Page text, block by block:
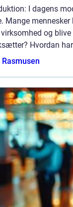
I dagens
Mange
og
Hvordan